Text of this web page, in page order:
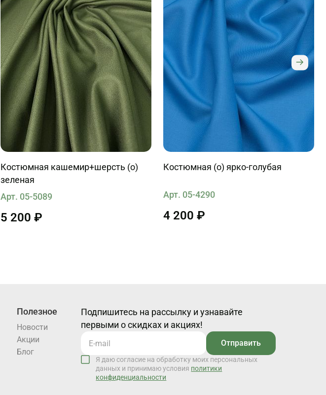
Костюмная кашемир+шерсть (о)
зеленая
Арт. 05-5089
5 200 ₽
Костюмная (о) ярко-голубая
Арт. 05-4290
4 200 ₽
Полезное
Новости
Акции
Блог
Подпишитесь на рассылку и узнавайте
первыми о скидках и акциях!
Отправить
Я даю согласие на обработку моих персональных
данных и принимаю условия политики
конфиденциальности